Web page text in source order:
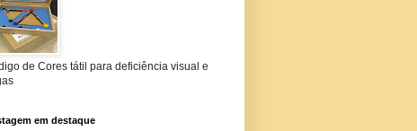
de Cores tátil para deficiência visual e
em destaque